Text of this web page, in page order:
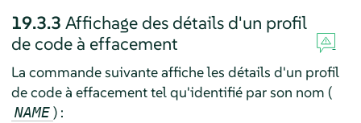
19.3.3 Affichage des détails d'un profil
de code à effacement
La commande suivante affiche les détails d'un profil
de code à effacement tel qu'identifié par son nom (
NAME ) :